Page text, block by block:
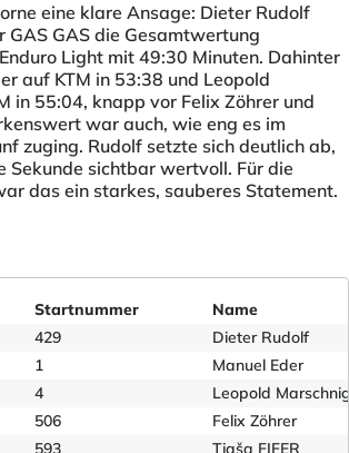
eine klare Ansage: Dieter Rudolf
GAS GAS die Gesamtwertung
Light mit 49:30 Minuten. Dahinter
auf KTM in 53:38 und Leopold
in 55:04, knapp vor Felix Zöhrer und
war auch, wie eng es im
zuging. Rudolf setzte sich deutlich ab,
Sekunde sichtbar wertvoll. Für die
das ein starkes, sauberes Statement.
Startnummer
Name
429
Dieter Rudolf
1
Manuel Eder
4
Leopold
506
Felix Zöhrer
593 Tjaša FIFER